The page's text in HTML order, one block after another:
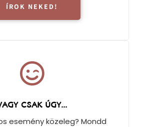
ÍROK NEKED!
CSAK ÚGY...
esemény közeleg? Mondd